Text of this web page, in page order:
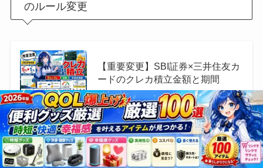
のルール変更
あわせて読みたい
【重要変更】SBI証券×三井住友カ
ードのクレカ積立金額と期間